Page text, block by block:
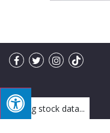
Loading stock data...